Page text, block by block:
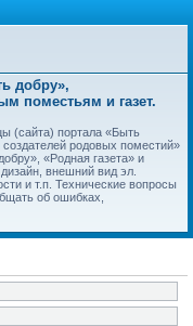
добру»,
поместьям и газет.
(сайта) портала «Быть
родовых поместий»
«Родная газета» и
внешний вид эл.
и т.п. Технические вопросы
об ошибках,